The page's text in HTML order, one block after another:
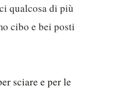
qualcosa di più
cibo e bei posti
sciare e per le